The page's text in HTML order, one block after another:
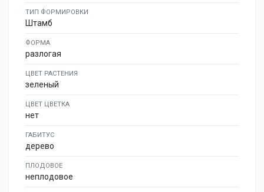
ТИП ФОРМИРОВКИ
Штамб
ФОРМА
разлогая
ЦВЕТ РАСТЕНИЯ
зеленый
ЦВЕТ ЦВЕТКА
нет
ГАБИТУС
дерево
ПЛОДОВОЕ
неплодовое